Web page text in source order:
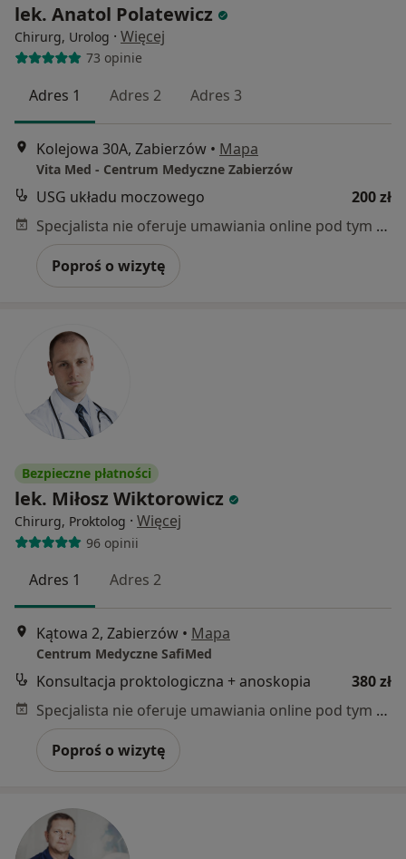
lek. Anatol Polatewicz
Chirurg, Urolog · Więcej
73 opinie
Adres 1 Adres 2 Adres 3
Kolejowa 30A, Zabierzów • Mapa
Vita Med - Centrum Medyczne Zabierzów
USG układu moczowego
200 zł
Specjalista nie oferuje umawiania online pod tym adresem.
Poproś o wizytę
Bezpieczne płatności
lek. Miłosz Wiktorowicz
Chirurg, Proktolog · Więcej
96 opinii
Adres 1 Adres 2
Kątowa 2, Zabierzów • Mapa
Centrum Medyczne SafiMed
Konsultacja proktologiczna + anoskopia
380 zł
Specjalista nie oferuje umawiania online pod tym adresem.
Poproś o wizytę